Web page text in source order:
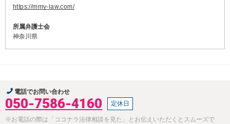
https://mmy-law.com/
所属弁護士会
神奈川県
電話でお問い合わせ
050-7586-4160 定休日
※お電話の際は「ココナラ法律相談を見た」とお伝えいただくとスムーズで